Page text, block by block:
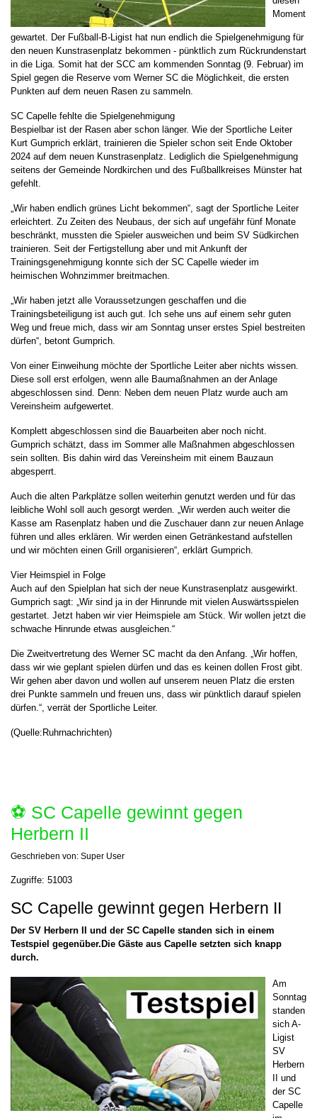
Moment
gewartet. Der Fußball-B-Ligist hat nun endlich die Spielgenehmigung für
den neuen Kunstrasenplatz bekommen - pünktlich zum Rückrundenstart
in die Liga. Somit hat der SCC am kommenden Sonntag (9. Februar) im
Spiel gegen die Reserve vom Werner SC die Möglichkeit, die ersten
Punkten auf dem neuen Rasen zu sammeln.
SC Capelle fehlte die Spielgenehmigung
Bespielbar ist der Rasen aber schon länger. Wie der Sportliche Leiter
Kurt Gumprich erklärt, trainieren die Spieler schon seit Ende Oktober
2024 auf dem neuen Kunstrasenplatz. Lediglich die Spielgenehmigung
seitens der Gemeinde Nordkirchen und des Fußballkreises Münster hat
gefehlt.
„Wir haben endlich grünes Licht bekommen“, sagt der Sportliche Leiter
erleichtert. Zu Zeiten des Neubaus, der sich auf ungefähr fünf Monate
beschränkt, mussten die Spieler ausweichen und beim SV Südkirchen
trainieren. Seit der Fertigstellung aber und mit Ankunft der
Trainingsgenehmigung konnte sich der SC Capelle wieder im
heimischen Wohnzimmer breitmachen.
„Wir haben jetzt alle Voraussetzungen geschaffen und die
Trainingsbeteiligung ist auch gut. Ich sehe uns auf einem sehr guten
Weg und freue mich, dass wir am Sonntag unser erstes Spiel bestreiten
dürfen“, betont Gumprich.
Von einer Einweihung möchte der Sportliche Leiter aber nichts wissen.
Diese soll erst erfolgen, wenn alle Baumaßnahmen an der Anlage
abgeschlossen sind. Denn: Neben dem neuen Platz wurde auch am
Vereinsheim aufgewertet.
Komplett abgeschlossen sind die Bauarbeiten aber noch nicht.
Gumprich schätzt, dass im Sommer alle Maßnahmen abgeschlossen
sein sollten. Bis dahin wird das Vereinsheim mit einem Bauzaun
abgesperrt.
Auch die alten Parkplätze sollen weiterhin genutzt werden und für das
leibliche Wohl soll auch gesorgt werden. „Wir werden auch weiter die
Kasse am Rasenplatz haben und die Zuschauer dann zur neuen Anlage
führen und alles erklären. Wir werden einen Getränkestand aufstellen
und wir möchten einen Grill organisieren“, erklärt Gumprich.
Vier Heimspiel in Folge
Auch auf den Spielplan hat sich der neue Kunstrasenplatz ausgewirkt.
Gumprich sagt: „Wir sind ja in der Hinrunde mit vielen Auswärtsspielen
gestartet. Jetzt haben wir vier Heimspiele am Stück. Wir wollen jetzt die
schwache Hinrunde etwas ausgleichen.“
Die Zweitvertretung des Werner SC macht da den Anfang. „Wir hoffen,
dass wir wie geplant spielen dürfen und das es keinen dollen Frost gibt.
Wir gehen aber davon und wollen auf unserem neuen Platz die ersten
drei Punkte sammeln und freuen uns, dass wir pünktlich darauf spielen
dürfen.“, verrät der Sportliche Leiter.
(Quelle:Ruhrnachrichten)
⚽️ SC Capelle gewinnt gegen
Herbern II
Geschrieben von: Super User
Zugriffe: 51003
SC Capelle gewinnt gegen Herbern II
Der SV Herbern II und der SC Capelle standen sich in einem
Testspiel gegenüber.Die Gäste aus Capelle setzten sich knapp
durch.
Am
Sonntag
standen
sich A-
Ligist
SV
Herbern
II und
der SC
Capelle